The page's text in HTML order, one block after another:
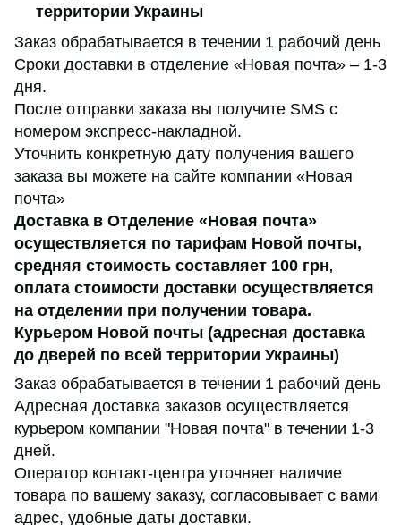
территории Украины
Заказ обрабатывается в течении 1 рабочий день
Сроки доставки в отделение «Новая почта» – 1-3
дня.
После отправки заказа вы получите SMS с
номером экспресс-накладной.
Уточнить конкретную дату получения вашего
заказа вы можете на сайте компании «Новая
почта»
Доставка в Отделение «Новая почта»
осуществляется по тарифам Новой почты,
средняя стоимость составляет 100 грн,
оплата стоимости доставки осуществляется
на отделении при получении товара.
Курьером Новой почты (адресная доставка
до дверей по всей территории Украины)
Заказ обрабатывается в течении 1 рабочий день
Адресная доставка заказов осуществляется
курьером компании "Новая почта" в течении 1-3
дней.
Оператор контакт-центра уточняет наличие
товара по вашему заказу, согласовывает с вами
адрес, удобные даты доставки.